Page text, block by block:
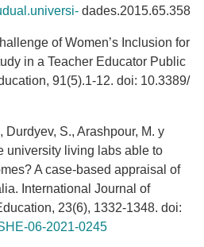
dades.2015.65.358
of Women’s Inclusion for
in a Teacher Educator Public
91(5).1-12. doi: 10.3389/
Durdyev, S., Arashpour, M. y
university living labs able to
A case-based appraisal of
International Journal of
23(6), 1332-1348. doi:
06-2021-0245